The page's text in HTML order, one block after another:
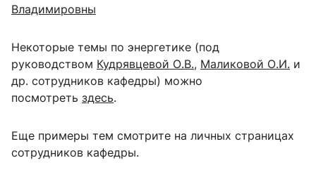
Владимировны
Некоторые темы по энергетике (под
руководством Кудрявцевой О.В., Маликовой О.И. и
др. сотрудников кафедры) можно
посмотреть здесь.
Еще примеры тем смотрите на личных страницах
сотрудников кафедры.